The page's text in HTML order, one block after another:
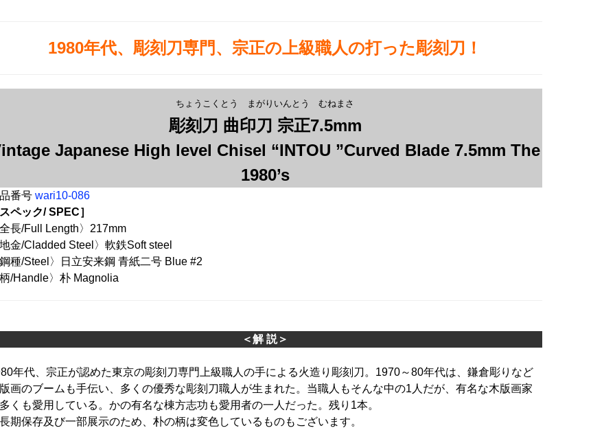
1980年代、彫刻刀専門、宗正の上級職人の打った彫刻刀！
ちょうこくとう まがりいんとう むねまさ
彫刻刀 曲印刀 宗正7.5mm
Japanese High level Chisel “INTOU ”Curved Blade 7.5mm The
1980’s
番号wari10-086
ペック/ SPEC］
長/Full Length〉217mm
金/Cladded Steel〉軟鉄Soft steel
種/Steel〉日立安来鋼 青紙二号 Blue #2
/Handle〉朴 Magnolia
＜解 説＞
年代、宗正が認めた東京の彫刻刀専門上級職人の手による火造り彫刻刀。1970～80年代は、鎌倉彫りなど
画のブームも手伝い、多くの優秀な彫刻刀職人が生まれた。当職人もそんな中の1人だが、有名な木版画家
くも愛用している。かの有名な棟方志功も愛用者の一人だった。残り1本。
期保存及び一部展示のため、朴の柄は変色しているものもございます。